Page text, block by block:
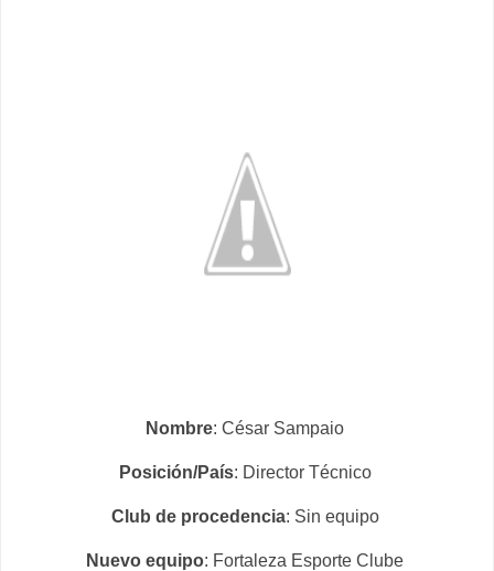
Nombre: César Sampaio
Posición/País: Director Técnico
Club de procedencia: Sin equipo
Nuevo equipo: Fortaleza Esporte Clube